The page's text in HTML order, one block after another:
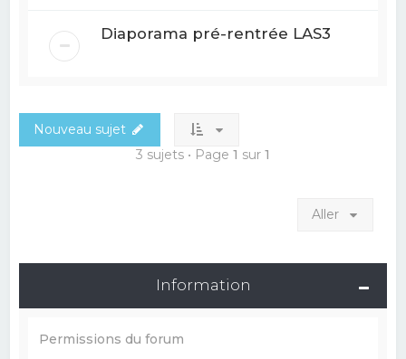
Diaporama pré-rentrée LAS3
Nouveau sujet
3 sujets • Page 1 sur 1
Aller
Information
Permissions du forum